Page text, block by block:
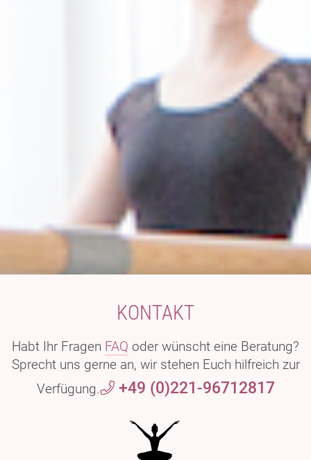
KONTAKT
Habt Ihr Fragen FAQ oder wünscht eine Beratung?
Sprecht uns gerne an, wir stehen Euch hilfreich zur
Verfügung.
+49 (0)221-96712817